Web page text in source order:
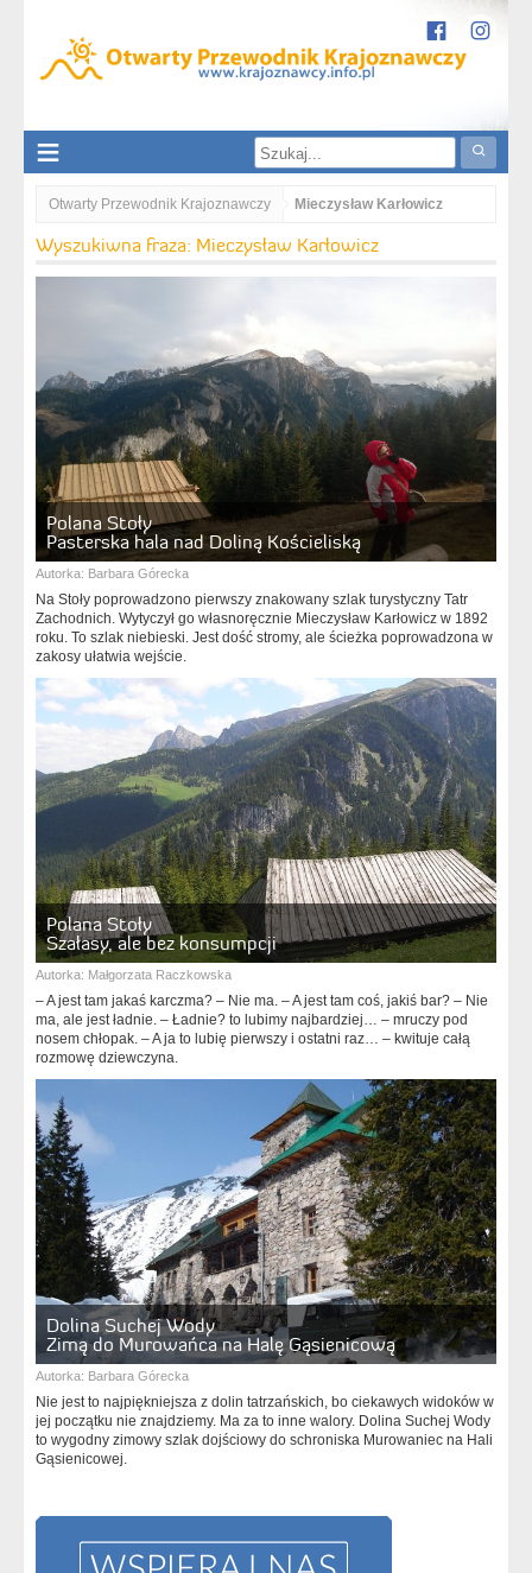
Otwarty Przewodnik Krajoznawczy Mieczysław Karłowicz
Wyszukiwna fraza: Mieczysław Karłowicz
Polana Stoły
Pasterska hala nad Doliną Kościeliską
Autorka: Barbara Górecka
Na Stoły poprowadzono pierwszy znakowany szlak turystyczny Tatr
Zachodnich. Wytyczył go własnoręcznie Mieczysław Karłowicz w 1892
roku. To szlak niebieski. Jest dość stromy, ale ścieżka poprowadzona w
zakosy ułatwia wejście.
Polana Stoły
Szałasy, ale bez konsumpcji
Autorka: Małgorzata Raczkowska
– A jest tam jakaś karczma? – Nie ma. – A jest tam coś, jakiś bar? – Nie
ma, ale jest ładnie. – Ładnie? to lubimy najbardziej… – mruczy pod
nosem chłopak. – A ja to lubię pierwszy i ostatni raz… – kwituje całą
rozmowę dziewczyna.
Dolina Suchej Wody
Zimą do Murowańca na Halę Gąsienicową
Autorka: Barbara Górecka
Nie jest to najpiękniejsza z dolin tatrzańskich, bo ciekawych widoków w
jej początku nie znajdziemy. Ma za to inne walory. Dolina Suchej Wody
to wygodny zimowy szlak dojściowy do schroniska Murowaniec na Hali
Gąsienicowej.